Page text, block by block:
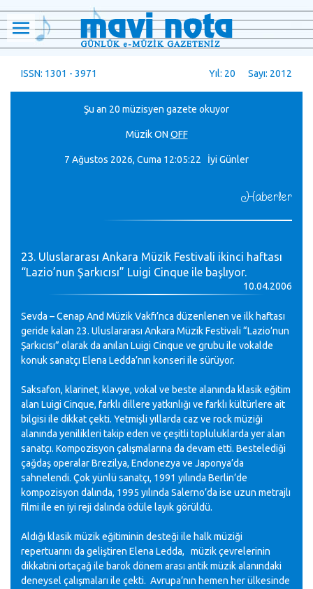
ISSN: 1301 - 3971 Yıl: 20 Sayı: 2012
Şu an 20 müzisyen gazete okuyor
MüzikON OFF
7 Ağustos 2026, Cuma 12:05:22 İyi Günler
Haberler
23. Uluslararası Ankara Müzik Festivali ikinci haftası
“Lazio’nun Şarkıcısı” Luigi Cinque ile başlıyor.
10.04.2006
Sevda – Cenap And Müzik Vakfı’nca düzenlenen ve ilk haftası
geride kalan 23. Uluslararası Ankara Müzik Festivali “Lazio’nun
Şarkıcısı” olarak da anılan Luigi Cinque ve grubu ile vokalde
konuk sanatçı Elena Ledda’nın konseri ile sürüyor.
Saksafon, klarinet, klavye, vokal ve beste alanında klasik eğitim
alan Luigi Cinque, farklı dillere yatkınlığı ve farklı kültürlere ait
bilgisi ile dikkat çekti. Yetmişli yıllarda caz ve rock müziği
alanında yenilikleri takip eden ve çeşitli topluluklarda yer alan
sanatçı. Kompozisyon çalışmalarına da devam etti. Bestelediği
çağdaş operalar Brezilya, Endonezya ve Japonya’da
sahnelendi. Çok yünlü sanatçı, 1991 yılında Berlin’de
kompozisyon dalında, 1995 yılında Salerno’da ise uzun metrajlı
filmi ile en iyi reji dalında ödüle layık görüldü.
Aldığı klasik müzik eğitiminin desteği ile halk müziği
repertuarını da geliştiren Elena Ledda, müzik çevrelerinin
dikkatini ortaçağ ile barok dönem arası antik müzik alanındaki
deneysel çalışmaları ile çekti. Avrupa’nın hemen her ülkesinde